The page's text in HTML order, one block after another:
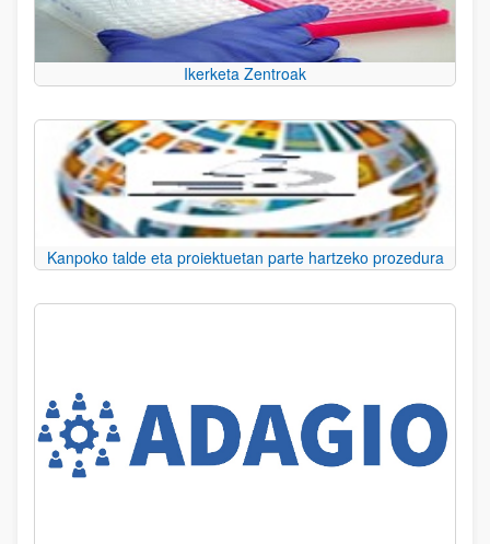
Ikerketa Zentroak
Kanpoko talde eta proiektuetan parte hartzeko prozedura